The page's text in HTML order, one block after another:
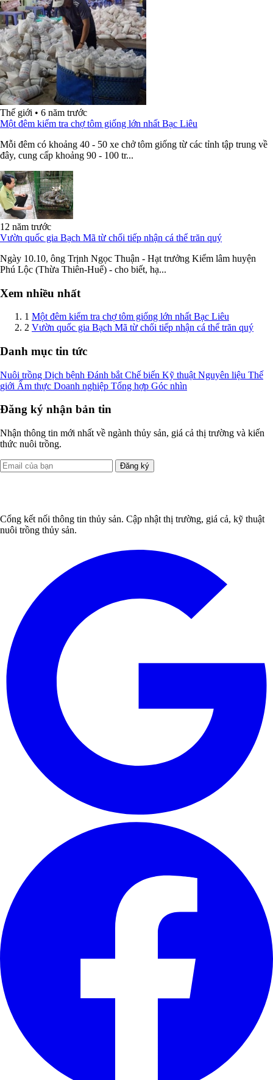
Thế giới • 6 năm trước
Một đêm kiểm tra chợ tôm giống lớn nhất Bạc Liêu
Mỗi đêm có khoảng 40 - 50 xe chở tôm giống từ các tỉnh tập trung về
đây, cung cấp khoảng 90 - 100 tr...
12 năm trước
Vườn quốc gia Bạch Mã từ chối tiếp nhận cá thể trăn quý
Ngày 10.10, ông Trịnh Ngọc Thuận - Hạt trưởng Kiểm lâm huyện
Phú Lộc (Thừa Thiên-Huế) - cho biết, hạ...
Xem nhiều nhất
1 Một đêm kiểm tra chợ tôm giống lớn nhất Bạc Liêu
2 Vườn quốc gia Bạch Mã từ chối tiếp nhận cá thể trăn quý
Danh mục tin tức
Nuôi trồng Dịch bệnh Đánh bắt Chế biến Kỹ thuật Nguyên liệu Thế
giới Ẩm thực Doanh nghiệp Tổng hợp Góc nhìn
Đăng ký nhận bản tin
Nhận thông tin mới nhất về ngành thủy sản, giá cả thị trường và kiến
thức nuôi trồng.
Đăng ký
Cổng kết nối thông tin thủy sản. Cập nhật thị trường, giá cả, kỹ thuật
nuôi trồng thủy sản.